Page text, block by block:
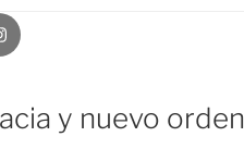
y nuevo orden